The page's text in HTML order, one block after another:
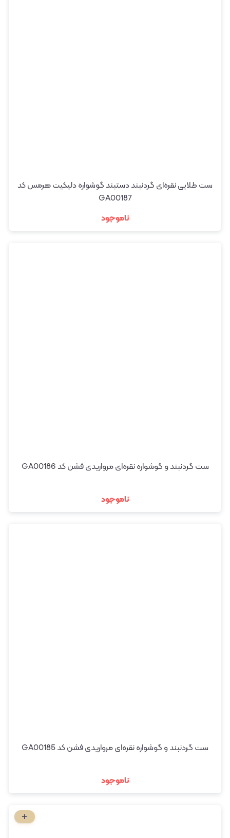
ست طلایی نقره‌ای گردنبند دستبند گوشواره دلیکیت هرمس کد
GA00187
ناموجود
ست گردنبند و گوشواره نقره‌ای مرواریدی فشن کد GA00186
ناموجود
ست گردنبند و گوشواره نقره‌ای مرواریدی فشن کد GA00185
ناموجود